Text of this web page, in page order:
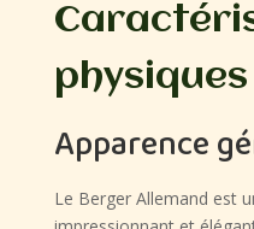
physiques
Apparence
Le Berger Allemand est